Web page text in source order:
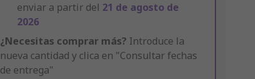
enviar a partir del 21 de agosto de
2026
¿Necesitas comprar más? Introduce la
nueva cantidad y clica en "Consultar fechas
de entrega"